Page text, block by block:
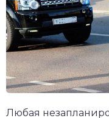
Любая